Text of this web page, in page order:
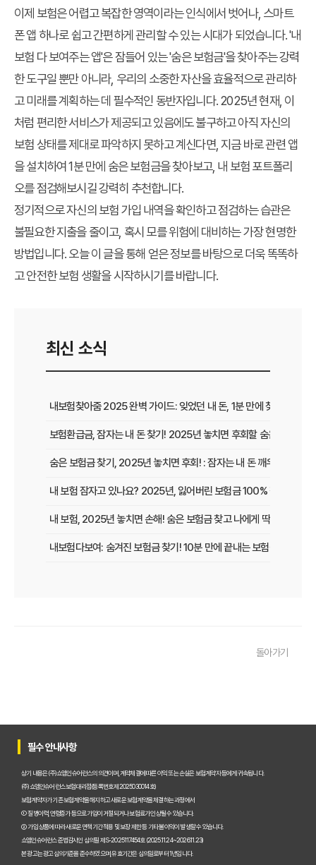
이제 보험은 어렵고 복잡한 영역이라는 인식에서 벗어나, 스마트
폰 앱 하나로 쉽고 간편하게 관리할 수 있는 시대가 되었습니다. '내
보험 다 보여주는 앱'은 잠들어 있는 '숨은 보험금'을 찾아주는 강력
한 도구일 뿐만 아니라, 우리의 소중한 자산을 효율적으로 관리하
고 미래를 계획하는 데 필수적인 동반자입니다. 2025년 현재, 이
처럼 편리한 서비스가 제공되고 있음에도 불구하고 아직 자신의
보험 상태를 제대로 파악하지 못하고 계신다면, 지금 바로 관련 앱
을 설치하여 1분 만에 숨은 보험금을 찾아보고, 내 보험 포트폴리
오를 점검해보시길 강력히 추천합니다.
정기적으로 자신의 보험 가입 내역을 확인하고 점검하는 습관은
불필요한 지출을 줄이고, 혹시 모를 위험에 대비하는 가장 현명한
방법입니다. 오늘 이 글을 통해 얻은 정보를 바탕으로 더욱 똑똑하
고 안전한 보험 생활을 시작하시기를 바랍니다.
최신 소식
내보험찾아줌 2025 완벽 가이드: 잊었던 내 돈, 1분 만에 찾는 비법 공
보험환급금, 잠자는 내 돈 찾기! 2025년 놓치면 후회할 숨은 보험금
숨은 보험금 찾기, 2025년 놓치면 후회! : 잠자는 내 돈 깨우고 보험료
내 보험 잠자고 있나요? 2025년, 잃어버린 보험금 100% 찾는 법!
내 보험, 2025년 놓치면 손해! 숨은 보험금 찾고 나에게 딱 맞는 보장
내보험다보여: 숨겨진 보험금 찾기! 10분 만에 끝내는 보험금 청구 비법
숨은 보험금 찾기, 2025년 놓치면 후회! 내 돈 살리는 마지막 기회!
내 보험금, 잠자고 있는 돈 깨우기! 2025년 숨은 보험금 찾기 A to Z
내 보험, 잠자고 있는 돈 깨우기! 2025년 보험금 찾아가는 비법 대공개
내 보험 다 보여? 숨은 보험금 찾고 2025년 보험료 다이어트 성공!
내 보험 가입내역 한눈에! 숨은 보험금 찾고 똑똑하게 보험 관리하는
돌아가기
필수 안내사항
상기 내용은 (주)쇼엠인슈어런스의 의견이며, 계약체결에 따른 이익 또는 손실은 보험계약자 등에게 귀속됩니다.
(주)쇼엠인슈어런스 보험대리점(등록번호 제2025030014호)
보험계약자가 기존 보험계약을 해지하고 새로운 보험계약을 체결하는 과정에서
① 질병이력, 연령증가 등으로 가입이 거절되거나 보험료가 인상될 수 있습니다.
② 가입 상품에 따라 새로운 면책기간 적용 및 보장 제한 등 기타 불이익이 발생할 수 있습니다.
쇼엠인슈어런스 준법감시인 심의필 제S-2025117454호 (2025.11.24~2026.11.23)
본 광고는 광고심의기준을 준수하였으며, 유효기간은 심의일로부터 1년입니다.